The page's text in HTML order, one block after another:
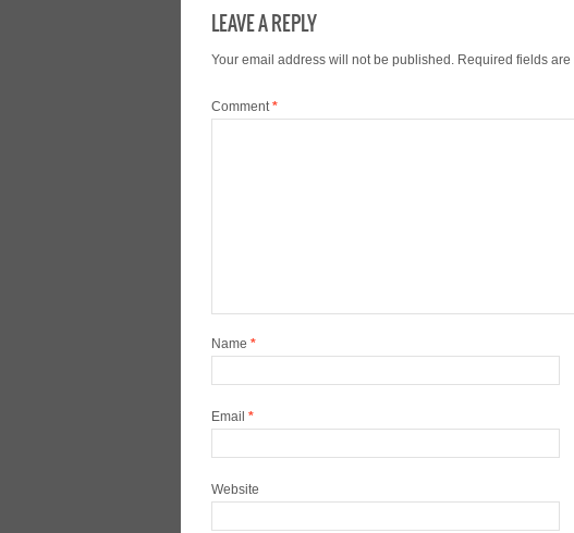
LEAVE A REPLY
Your email address will not be published. Required fields are
Comment *
Name *
Email *
Website